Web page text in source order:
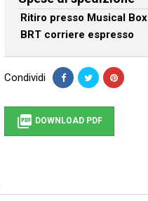
Ritiro presso Musical Box
BRT corriere espresso
Condividi
 DOWNLOAD PDF